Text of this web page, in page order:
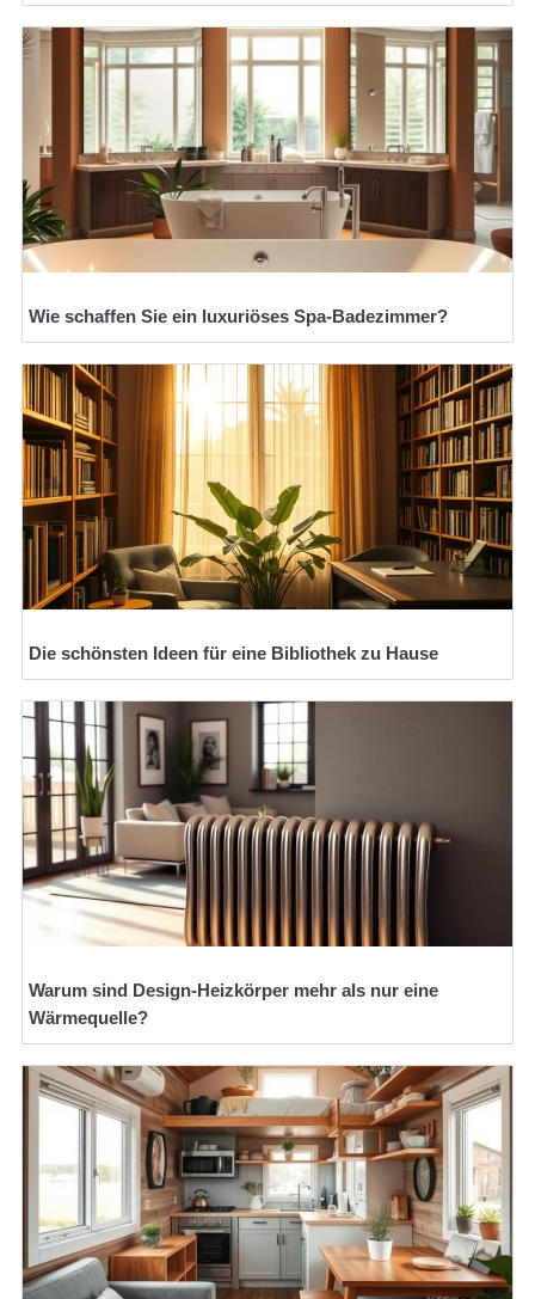
Wie schaffen Sie ein luxuriöses Spa-Badezimmer?
Die schönsten Ideen für eine Bibliothek zu Hause
Warum sind Design-Heizkörper mehr als nur eine
Wärmequelle?